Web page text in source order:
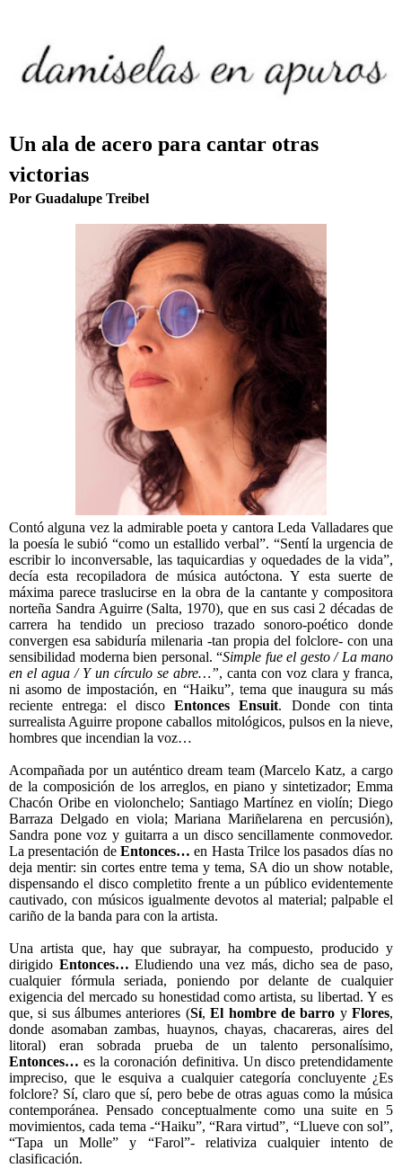
Un ala de acero para cantar otras
victorias
Por Guadalupe Treibel
Contó alguna vez la admirable poeta y cantora Leda Valladares que
la poesía le subió “como un estallido verbal”. “Sentí la urgencia de
escribir lo inconversable, las taquicardias y oquedades de la vida”,
decía esta recopiladora de música autóctona. Y esta suerte de
máxima parece traslucirse en la obra de la cantante y compositora
norteña Sandra Aguirre (Salta, 1970), que en sus casi 2 décadas de
carrera ha tendido un precioso trazado sonoro-poético donde
convergen esa sabiduría milenaria -tan propia del folclore- con una
sensibilidad moderna bien personal. “Simple fue el gesto / La mano
en el agua / Y un círculo se abre…”, canta con voz clara y franca,
ni asomo de impostación, en “Haiku”, tema que inaugura su más
reciente entrega: el disco Entonces Ensuit. Donde con tinta
surrealista Aguirre propone caballos mitológicos, pulsos en la nieve,
hombres que incendian la voz…
Acompañada por un auténtico dream team (Marcelo Katz, a cargo
de la composición de los arreglos, en piano y sintetizador; Emma
Chacón Oribe en violonchelo; Santiago Martínez en violín; Diego
Barraza Delgado en viola; Mariana Mariñelarena en percusión),
Sandra pone voz y guitarra a un disco sencillamente conmovedor.
La presentación de Entonces… en Hasta Trilce los pasados días no
deja mentir: sin cortes entre tema y tema, SA dio un show notable,
dispensando el disco completito frente a un público evidentemente
cautivado, con músicos igualmente devotos al material; palpable el
cariño de la banda para con la artista.
Una artista que, hay que subrayar, ha compuesto, producido y
dirigido Entonces… Eludiendo una vez más, dicho sea de paso,
cualquier fórmula seriada, poniendo por delante de cualquier
exigencia del mercado su honestidad como artista, su libertad. Y es
que, si sus álbumes anteriores (Sí,El hombre de barro yFlores,
donde asomaban zambas, huaynos, chayas, chacareras, aires del
litoral) eran sobrada prueba de un talento personalísimo,
Entonces… es la coronación definitiva. Un disco pretendidamente
impreciso, que le esquiva a cualquier categoría concluyente ¿Es
folclore? Sí, claro que sí, pero bebe de otras aguas como la música
contemporánea. Pensado conceptualmente como una suite en 5
movimientos, cada tema -“Haiku”, “Rara virtud”, “Llueve con sol”,
“Tapa un Molle” y “Farol”- relativiza cualquier intento de
clasificación.